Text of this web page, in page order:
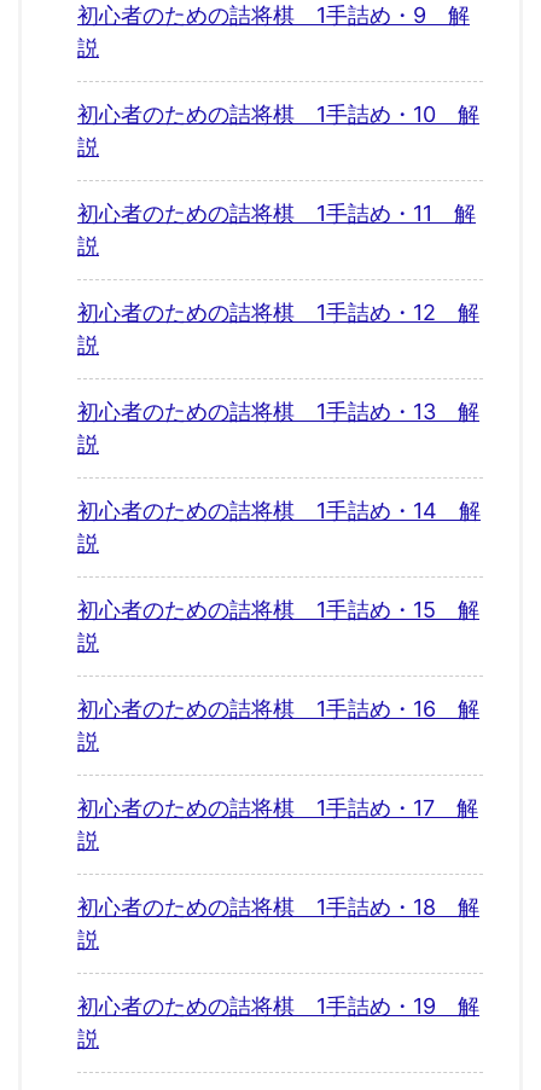
初心者のための詰将棋 1手詰め・9 解
説
初心者のための詰将棋 1手詰め・10 解
説
初心者のための詰将棋 1手詰め・11 解
説
初心者のための詰将棋 1手詰め・12 解
説
初心者のための詰将棋 1手詰め・13 解
説
初心者のための詰将棋 1手詰め・14 解
説
初心者のための詰将棋 1手詰め・15 解
説
初心者のための詰将棋 1手詰め・16 解
説
初心者のための詰将棋 1手詰め・17 解
説
初心者のための詰将棋 1手詰め・18 解
説
初心者のための詰将棋 1手詰め・19 解
説